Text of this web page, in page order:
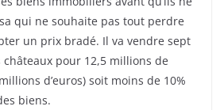
qui ne souhaite pas tout perdre
un prix bradé. Il va vendre sept
châteaux pour 12,5 millions de
d’euros) soit moins de 10%
biens.